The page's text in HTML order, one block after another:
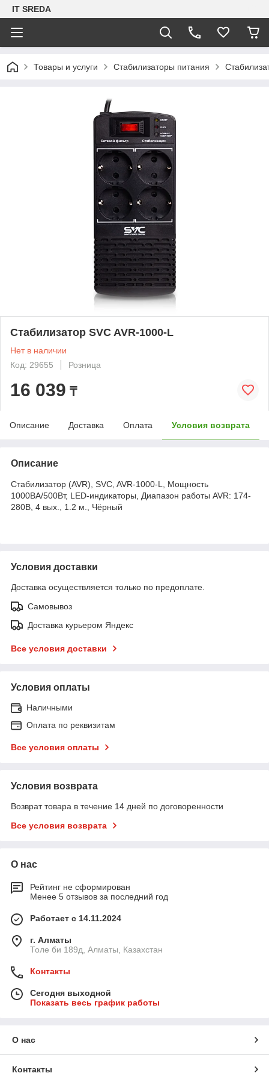
IT SREDA
Товары и услуги Стабилизаторы питания
Стабилизатор SVC AVR-1000-L
Нет в наличии
Код: 29655
Розница
16 039 ₸
Описание Доставка Оплата Условия возврата
Описание
Стабилизатор (AVR), SVC, AVR-1000-L, Мощность
1000ВА/500Вт, LED-индикаторы, Диапазон работы AVR: 174-
280В, 4 вых., 1.2 м., Чёрный
Условия доставки
Доставка осуществляется только по предоплате.
Самовывоз
Доставка курьером Яндекс
Все условия доставки
Условия оплаты
Наличными
Оплата по реквизитам
Все условия оплаты
Условия возврата
Возврат товара в течение 14 дней по договоренности
Все условия возврата
О нас
Рейтинг не сформирован
Менее 5 отзывов за последний год
Работает с 14.11.2024
г. Алматы
Толе би 189д, Алматы, Казахстан
Контакты
Сегодня выходной
Показать весь график работы
О нас
Контакты